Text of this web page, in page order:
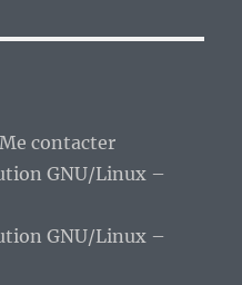
contacter
GNU/Linux –
GNU/Linux –